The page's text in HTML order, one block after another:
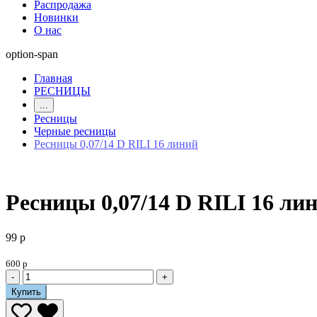
Распродажа
Новинки
О нас
option-span
Главная
РЕСНИЦЫ
...
Ресницы
Черные ресницы
Ресницы 0,07/14 D RILI 16 линий
Ресницы 0,07/14 D RILI 16
99 р
600 р
-
+
Купить